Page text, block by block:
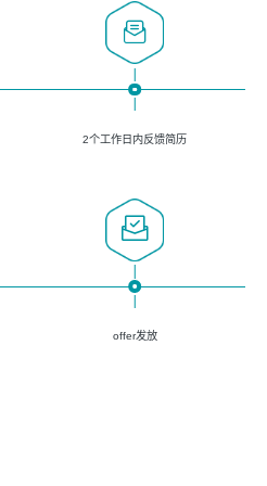
2个工作日内反馈简历
offer发放